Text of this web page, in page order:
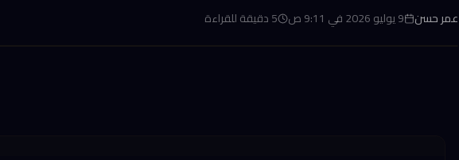
عمر حسن 9 يوليو 2026 في 9:11 ص 5دقيقة للقراءة